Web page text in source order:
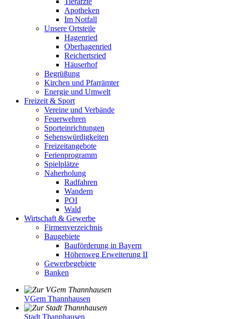
Apotheken
Im Notfall
Unsere Ortsteile
Hagenried
Oberhagenried
Reichertsried
Häuserhof
Begrüßung
Kirchen und Pfarrämter
Energie und Umwelt
Freizeit & Sport
Vereine und Verbände
Feuerwehren
Sporteinrichtungen
Sehenswürdigkeiten
Freizeitangebote
Ferienprogramm
Spielplätze
Naherholung
Radfahren
Wandern
POI
Wald
Wirtschaft & Gewerbe
Firmenverzeichnis
Baugebiete
Bauförderung in Bayern
Höhenweg Erweiterung II
Gewerbegebiete
Banken
VGem Thannhausen
Stadt Thannhausen